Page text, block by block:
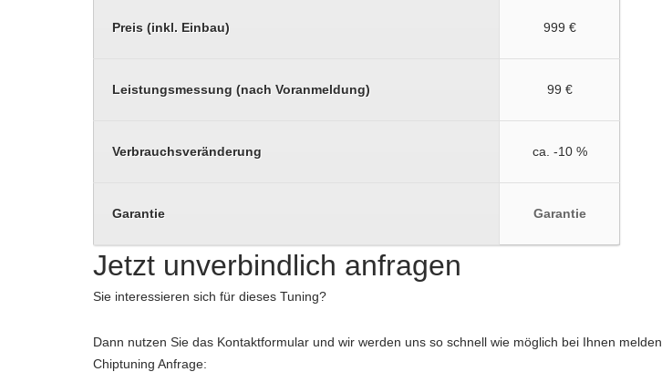
Preis (inkl. Einbau) 999 €
Leistungsmessung (nach Voranmeldung) 99 €
Verbrauchsveränderung ca. -10 %
Garantie Garantie
Jetzt unverbindlich anfragen
Sie interessieren sich für dieses Tuning?
Dann nutzen Sie das Kontaktformular und wir werden uns so schnell wie möglich bei Ihnen melden.
Chiptuning Anfrage: